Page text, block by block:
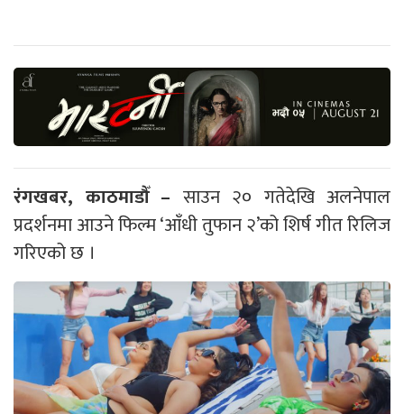
रंगखबर, काठमाडौँ – साउन २० गतेदेखि अलनेपाल
प्रदर्शनमा आउने फिल्म ‘आँधी तुफान २’को शिर्ष गीत रिलिज
गरिएको छ ।